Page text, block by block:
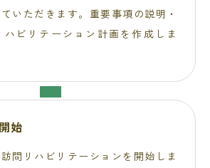
いただきます。重要事項の説明・
ハビリテーション計画を作成しま
始
問リハビリテーションを開始しま